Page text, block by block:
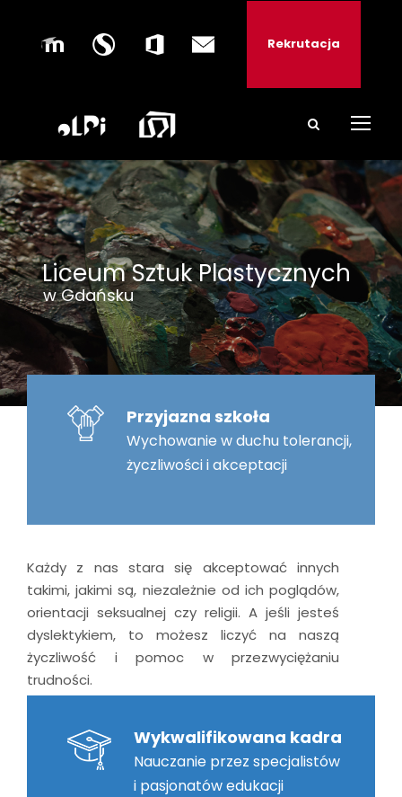
Rekrutacja
w Gdańsku
Liceum Sztuk Plastycznych
Przyjazna szkoła
Wychowanie w duchu tolerancji,
życzliwości i akceptacji
Każdy z nas stara się akceptować innych
takimi, jakimi są, niezależnie od ich poglądów,
orientacji seksualnej czy religii. A jeśli jesteś
dyslektykiem, to możesz liczyć na naszą
życzliwość i pomoc w przezwyciężaniu
trudności.
Wykwalifikowana kadra
Nauczanie przez specjalistów
i pasjonatów edukacji